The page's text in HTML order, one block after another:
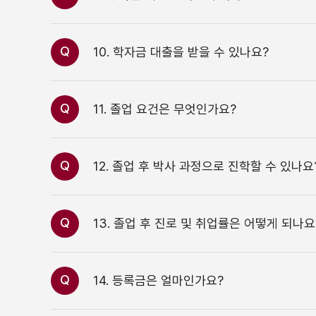
Q 10. 학자금 대출을 받을 수 있나요?
Q 11. 졸업 요건은 무엇인가요?
Q 12. 졸업 후 박사 과정으로 진학할 수 있나
Q 13. 졸업 후 진로 및 취업률은 어떻게 되나
Q 14. 등록금은 얼마인가요?